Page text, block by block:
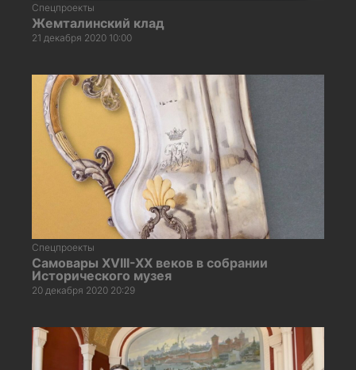
Спецпроекты
Жемталинский клад
21 декабря 2020 10:00
Спецпроекты
Самовары XVIII-XX веков в собрании
Исторического музея
20 декабря 2020 20:29